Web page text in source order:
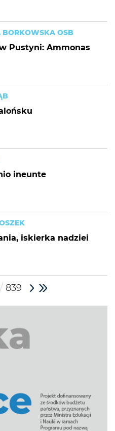
BORKOWSKA OSB
Pustyni: Ammonas
ineunte
iskierka nadziei
/ 839